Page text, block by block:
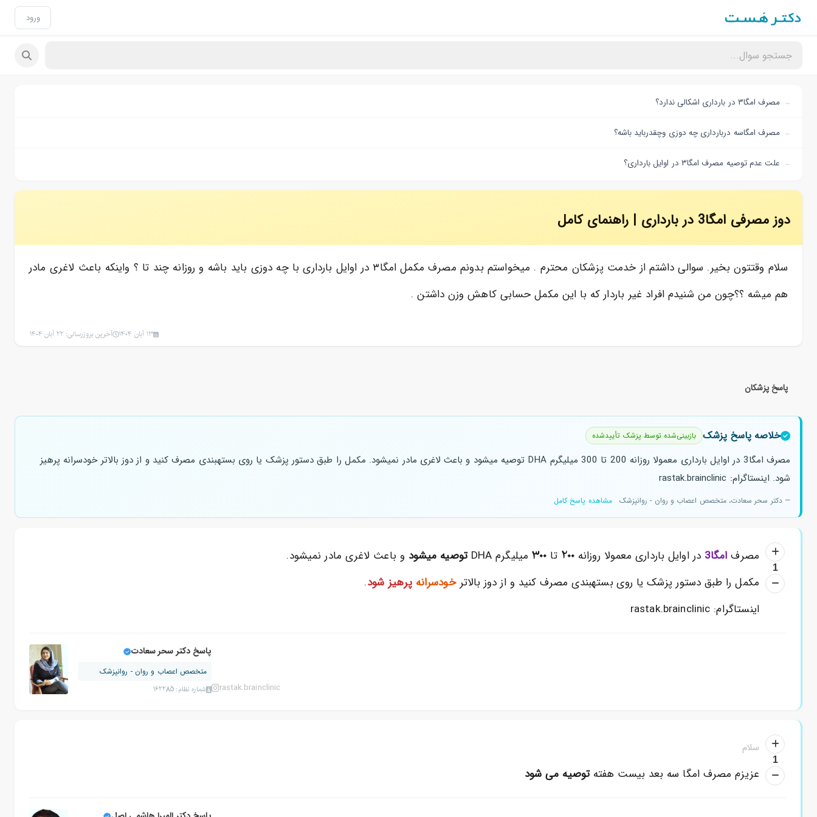
ورود
مصرف امگا۳ در بارداری اشکالی ندارد؟
مصرف امگاسه دربارداری چه دوزی وچقدرباید باشه؟
علت عدم توصیه مصرف امگا۳ در اوایل بارداری؟
دوز مصرفی امگا3 در بارداری | راهنمای کامل
سلام وقتتون بخیر. سوالی داشتم از خدمت پزشکان محترم . میخواستم بدونم مصرف مکمل امگا۳ در اوایل بارداری با چه دوزی باید باشه و روزانه چند تا ؟ واینکه باعث لاغری مادر
هم میشه ؟؟چون من شنیدم افراد غیر باردار که با این مکمل حسابی کاهش وزن داشتن .
13 آبان 1404 آخرین بروزرسانی: 22 آبان 1404
پاسخ پزشکان
خلاصه پاسخ پزشک بازبینی‌شده توسط پزشک تأییدشده
مصرف امگا3 در اوایل بارداری معمولا روزانه 200 تا 300 میلیگرم DHA توصیه میشود و باعث لاغری مادر نمیشود. مکمل را طبق دستور پزشک یا روی بستهبندی مصرف کنید و از دوز بالاتر خودسرانه پرهیز
شود. اینستاگرام: rastak.brainclinic
— دکتر سحر سعادت، متخصص اعصاب و روان - روانپزشک مشاهده پاسخ کامل
1
مصرف امگا3 در اوایل بارداری معمولا روزانه200 تا 300میلیگرم DHA توصیه میشود و باعث لاغری مادر نمیشود.
مکمل را طبق دستور پزشک یا روی بستهبندی مصرف کنید و از دوز بالاترخودسرانه پرهیز شود.
اینستاگرام: rastak.brainclinic
پاسخ دکتر سحر سعادت
متخصص اعصاب و روان - روانپزشک
شماره نظام: 162285 rastak.brainclinic
1
سلام
عزیزم مصرف امگا سه بعد بیست هفتهتوصیه می شود